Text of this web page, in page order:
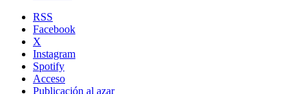
RSS
Facebook
X
Instagram
Spotify
Acceso
Publicación al azar